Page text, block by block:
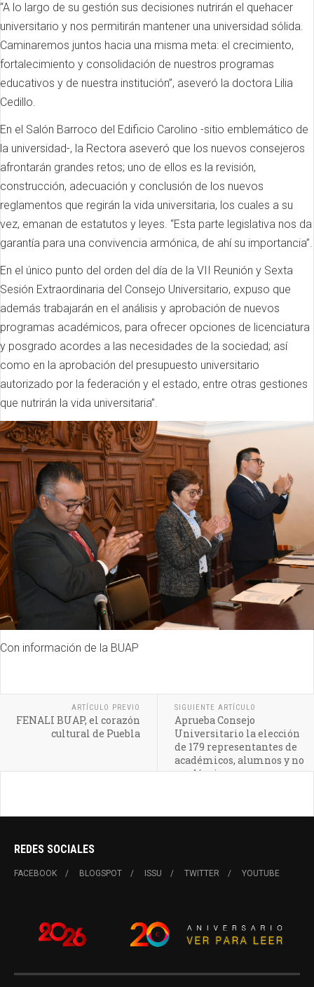
“A lo largo de su gestión sus decisiones nutrirán el quehacer
universitario y nos permitirán mantener una universidad sólida.
Caminaremos juntos hacia una misma meta: el crecimiento,
fortalecimiento y consolidación de nuestros programas
educativos y de nuestra institución”, aseveró la doctora Lilia
Cedillo.
En el Salón Barroco del Edificio Carolino -sitio emblemático de
la universidad-, la Rectora aseveró que los nuevos consejeros
afrontarán grandes retos; uno de ellos es la revisión,
construcción, adecuación y conclusión de los nuevos
reglamentos que regirán la vida universitaria, los cuales a su
vez, emanan de estatutos y leyes. “Esta parte legislativa nos da
garantía para una convivencia armónica, de ahí su importancia”.
En el único punto del orden del día de la VII Reunión y Sexta
Sesión Extraordinaria del Consejo Universitario, expuso que
además trabajarán en el análisis y aprobación de nuevos
programas académicos, para ofrecer opciones de licenciatura
y posgrado acordes a las necesidades de la sociedad; así
como en la aprobación del presupuesto universitario
autorizado por la federación y el estado, entre otras gestiones
que nutrirán la vida universitaria”.
Con información de la BUAP
ARTÍCULO PREVIO
FENALI BUAP, el corazón
cultural de Puebla
SIGUIENTE ARTÍCULO
Aprueba Consejo
Universitario la elección
de 179 representantes de
académicos, alumnos y no
académicos
REDES SOCIALES
FACEBOOK BLOGSPOT ISSU TWITTER YOUTUBE